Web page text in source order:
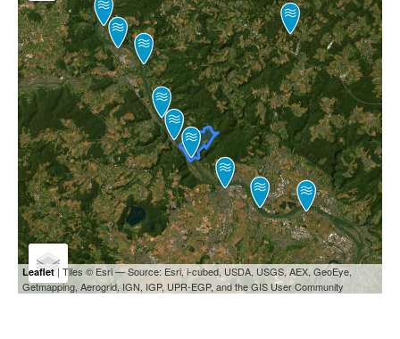
Leaflet| Tiles © Esri — Source: Esri, i-cubed, USDA, USGS, AEX, GeoEye,
Getmapping, Aerogrid, IGN, IGP, UPR-EGP, and the GIS User Community